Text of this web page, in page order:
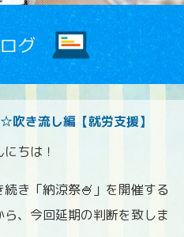
吹き流し編【就労支援】
ちは！
き「納涼祭🍧」を開催する
、今回延期の判断を致しま